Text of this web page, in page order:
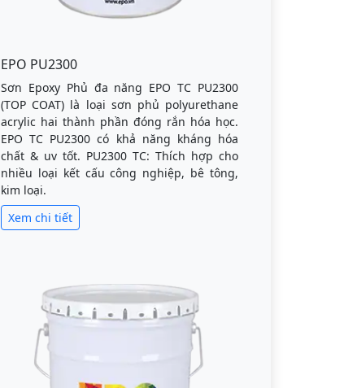
EPO PU2300
Sơn Epoxy Phủ đa năng EPO TC PU2300
(TOP COAT) là loại sơn phủ polyurethane
acrylic hai thành phần đóng rắn hóa học.
EPO TC PU2300 có khả năng kháng hóa
chất & uv tốt. PU2300 TC: Thích hợp cho
nhiều loại kết cấu công nghiệp, bê tông,
kim loại.
Xem chi tiết